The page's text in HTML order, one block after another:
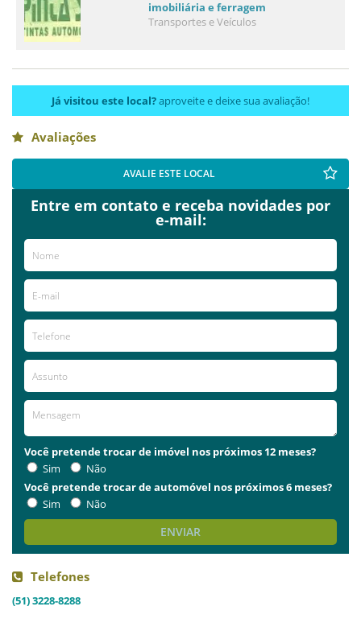
imobiliária e ferragem
Transportes e Veículos
Já visitou este local?aproveite e deixe sua avaliação!
Avaliações
AVALIE ESTE LOCAL
Entre em contato e receba novidades por
e-mail:
Você pretende trocar de imóvel nos próximos 12 meses?
Sim
Não
Você pretende trocar de automóvel nos próximos 6 meses?
Sim
Não
ENVIAR
Telefones
(51) 3228-8288